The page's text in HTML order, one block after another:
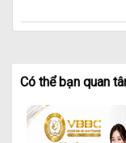
Có thể bạn quan